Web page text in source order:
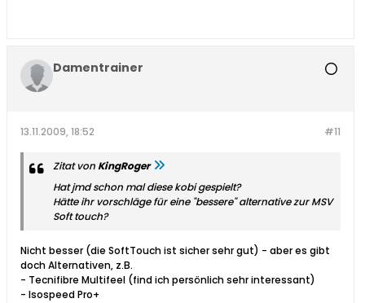
Damentrainer
#11
13.11.2009, 18:52
Zitat vonKingRoger
Hat jmd schon mal diese kobi gespielt?
Hätte ihr vorschläge für eine "bessere" alternative zur MSV
Soft touch?
Nicht besser (die SoftTouch ist sicher sehr gut) - aber es gibt
doch Alternativen, z.B.
- Tecnifibre Multifeel (find ich persönlich sehr interessant)
- Isospeed Pro+